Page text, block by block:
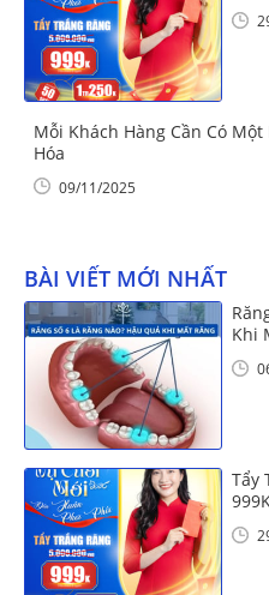
Mỗi Khách Hàng Cần Có
Hóa
09/11/2025
BÀI VIẾT MỚI NHẤT
Khi
Tẩy